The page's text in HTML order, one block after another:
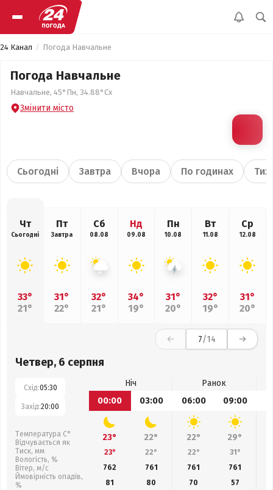
24 Канал Погода Навчальне
Погода Навчальне
Навчальне, 45°Пн, 34.88°Сх
Змінити місто
Сьогодні Завтра Вчора По годинах
Чт
Сьогодні
33°
21°
Пт
Завтра
31°
22°
Сб
08.08
32°
21°
Нд
09.08
34°
19°
Пн
10.08
31°
20°
Вт
11.08
32°
19°
Ср
12.08
31°
20°
7/14
Четвер, 6 серпня
Схід:05:30
Захід:20:00
Температура С°
Відчувається як
Тиск, мм
Вологість, %
Вітер, м/с
Ймовірність опадів,
%
Ніч
Ранок
00:00
03:00 06:00 09:00
23° 22° 22° 29°
23° 22° 22° 31°
762
761 761 761
81
80 70 57